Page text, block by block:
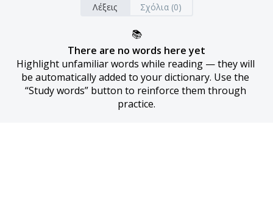
Λέξεις Σχόλια (0)
📚
There are no words here yet
Highlight unfamiliar words while reading — they will
be automatically added to your dictionary. Use the
“Study words” button to reinforce them through
practice.